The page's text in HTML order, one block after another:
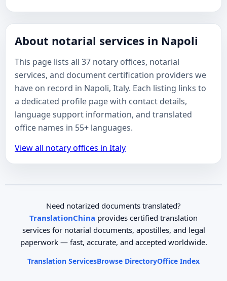
About notarial services in Napoli
This page lists all 37 notary offices, notarial
services, and document certification providers we
have on record in Napoli, Italy. Each listing links to
a dedicated profile page with contact details,
language support information, and translated
office names in 55+ languages.
View all notary offices in Italy
Need notarized documents translated?
TranslationChina provides certified translation
services for notarial documents, apostilles, and legal
paperwork — fast, accurate, and accepted worldwide.
Translation ServicesBrowse DirectoryOffice Index